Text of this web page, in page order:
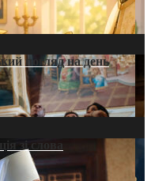
погляд на день
зі слова